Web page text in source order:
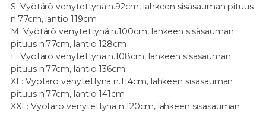
S: Vyötärö venytettynä n.92cm, lahkeen sisäsauman pituus
n.77cm, lantio 119cm
M: Vyötärö venytettynä n.100cm, lahkeen sisäsauman
pituus n.77cm, lantio 128cm
L: Vyötärö venytettynä n.108cm, lahkeen sisäsauman
pituus n.77cm, lantio 136cm
XL: Vyötärö venytettynä n.114cm, lahkeen sisäsauman
pituus n.77cm, lantio 141cm
XXL: Vyötärö venytettynä n.120cm, lahkeen sisäsauman